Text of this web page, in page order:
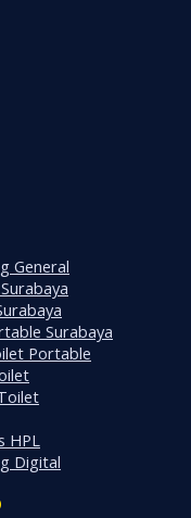
General
Surabaya
Portable
HPL
Digital